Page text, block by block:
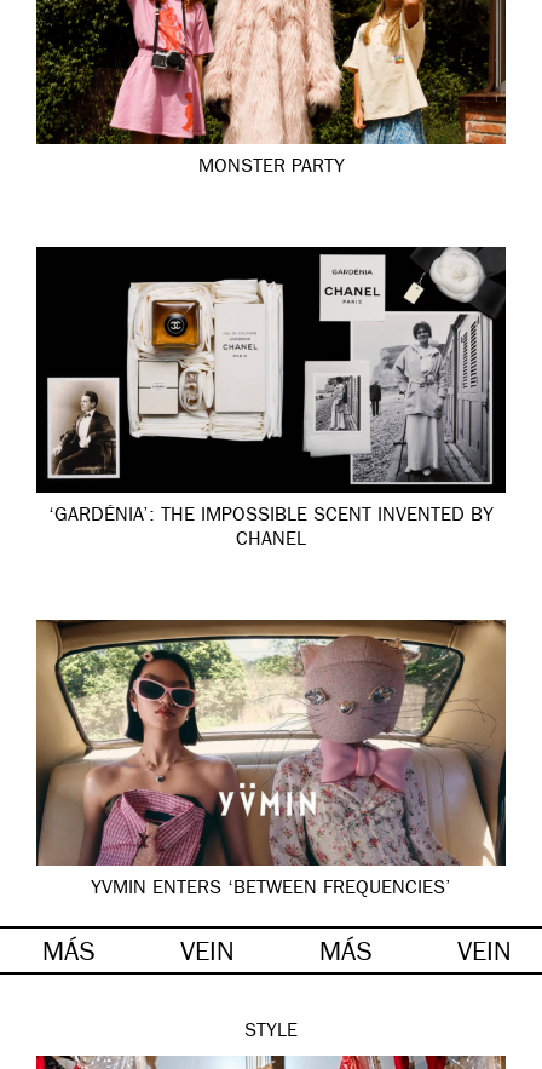
MONSTER PARTY
‘GARDÉNIA’: THE IMPOSSIBLE SCENT INVENTED BY
CHANEL
YVMIN ENTERS ‘BETWEEN FREQUENCIES’
MÁS VEIN MÁS VEIN
STYLE